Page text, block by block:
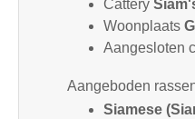
Cattery
Woonplaats
Aangesloten
Aangeboden
Siamese